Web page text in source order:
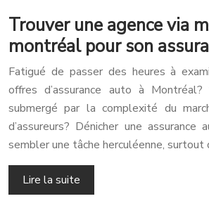
Trouver une agence via
montréal pour son
Fatigué de passer des heures à
offres d’assurance auto à
submergé par la complexité du
d’assureurs? Dénicher une
sembler une tâche herculéenne, surtout
Lire la suite